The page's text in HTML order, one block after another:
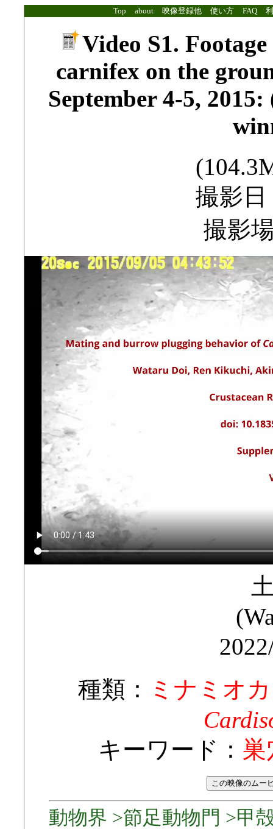
Top about 映像登録他 使い方 FAQ
Video S1.
carnifex on the
September 4-5,
撮影日
撮影
種類：
ミナミオ
キーワード： 巣
動物界 >節足動物門 >甲